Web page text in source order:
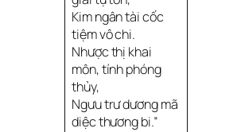
Kim ngân tài cốc
tiệm vô chi.
Nhược thị khai
môn, tính phóng
thủy,
Ngưu trư dương mã
diệc thương bi.”